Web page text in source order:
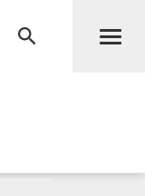
RECHERCHE